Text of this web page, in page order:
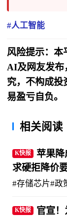
#人工智能
风险提示：本
AI及网友发布
究，不构成投
易盈亏自负。
相关阅读
K快报
苹果
求硬拒降价
#存储芯片#政
K快报 官宣